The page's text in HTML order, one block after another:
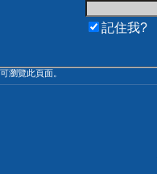
記住我?
瀏覽此頁面。